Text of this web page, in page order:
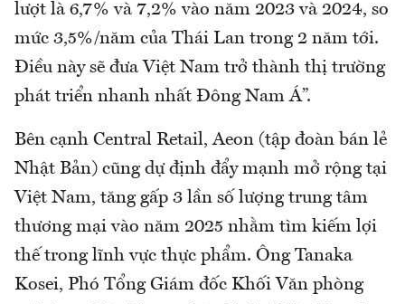
lượt là 6,7% và 7,2% vào năm 2023 và 2024, so
mức 3,5%/năm của Thái Lan trong 2 năm tới.
Điều này sẽ đưa Việt Nam trở thành thị trường
phát triển nhanh nhất Đông Nam Á”.
Bên cạnh Central Retail, Aeon (tập đoàn bán lẻ
Nhật Bản) cũng dự định đẩy mạnh mở rộng tại
Việt Nam, tăng gấp 3 lần số lượng trung tâm
thương mại vào năm 2025 nhằm tìm kiếm lợi
thế trong lĩnh vực thực phẩm. Ông Tanaka
Kosei, Phó Tổng Giám đốc Khối Văn phòng